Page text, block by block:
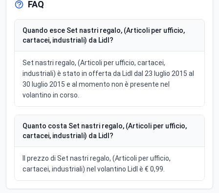
FAQ
Quando esce Set nastri regalo, (Articoli per ufficio,
cartacei, industriali) da Lidl?
Set nastri regalo, (Articoli per ufficio, cartacei,
industriali) è stato in offerta da Lidl dal 23 luglio 2015 al
30 luglio 2015 e al momento non è presente nel
volantino in corso.
Quanto costa Set nastri regalo, (Articoli per ufficio,
cartacei, industriali) da Lidl?
Il prezzo di Set nastri regalo, (Articoli per ufficio,
cartacei, industriali) nel volantino Lidl è € 0,99.